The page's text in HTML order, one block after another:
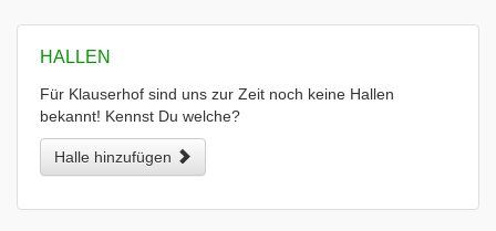
HALLEN
Für Klauserhof sind uns zur Zeit noch keine Hallen
bekannt! Kennst Du welche?
Halle hinzufügen